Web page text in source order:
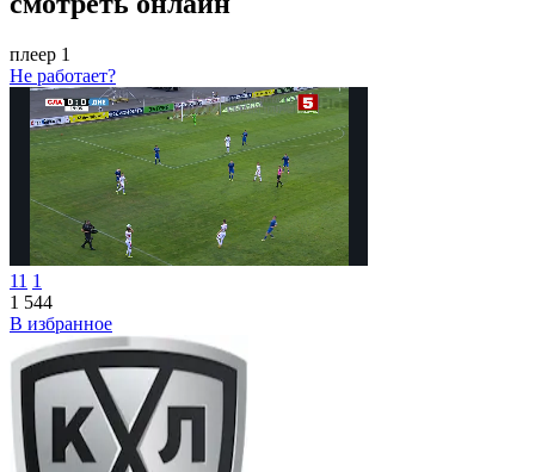
плеер 1
Не работает?
11 1
1 544
В избранное